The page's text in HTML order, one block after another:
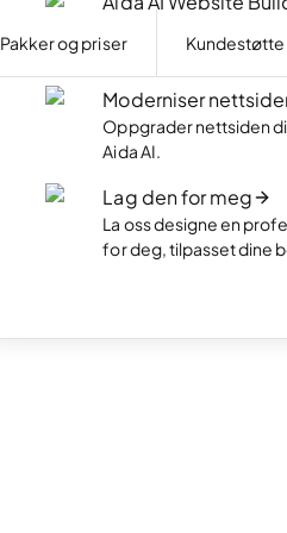
Pakker og priser Kundestøtte
AI.
Moderniser
Oppgrader nettsiden
Aida AI.
Lag den for meg
La oss designe en
for deg, tilpasset dine